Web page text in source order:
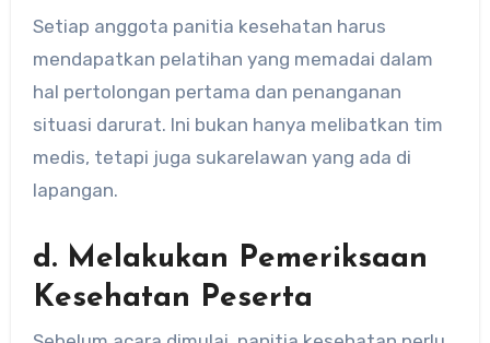
Setiap anggota panitia kesehatan harus
mendapatkan pelatihan yang memadai dalam
hal pertolongan pertama dan penanganan
situasi darurat. Ini bukan hanya melibatkan tim
medis, tetapi juga sukarelawan yang ada di
lapangan.
d. Melakukan Pemeriksaan
Kesehatan Peserta